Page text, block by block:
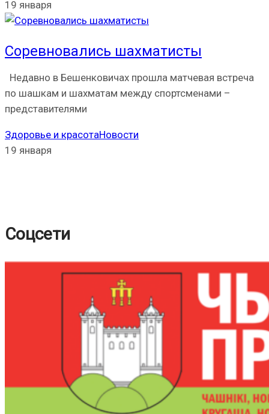
19 января
Соревновались шахматисты
Недавно в Бешенковичах прошла матчевая встреча
по шашкам и шахматам между спортсменами –
представителями
Здоровье и красотаНовости
19 января
Соцсети